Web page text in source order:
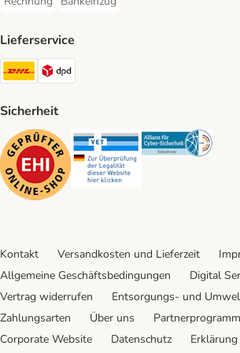
Rechnung Payment Method
Bankeinzug Payment Method
Lieferservice
DHL Shipping Method
Sicherheit
Security Security
Kontakt Versandkosten und Lieferzeit
Allgemeine Geschäftsbedingungen
Digital
Vertrag widerrufen
Entsorgungs- und
Zahlungsarten
Über uns
Corporate Website
Datenschutz